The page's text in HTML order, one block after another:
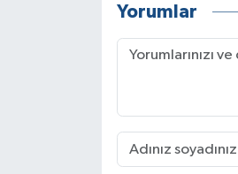
Yorumlar